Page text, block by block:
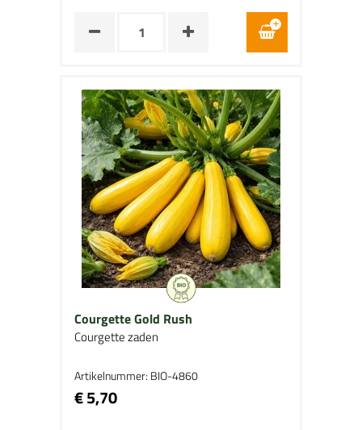
Courgette Gold Rush
Courgette zaden
Artikelnummer: BIO-4860
€ 5,70